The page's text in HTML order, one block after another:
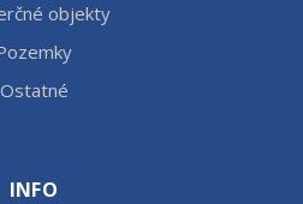
objekty
Ostatné
INFO